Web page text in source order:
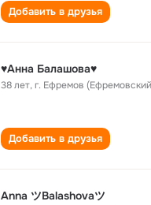
Добавить в друзья
♥Анна Балашова♥
38 лет,г. Ефремов
Добавить в друзья
Anna ツBalashovaツ